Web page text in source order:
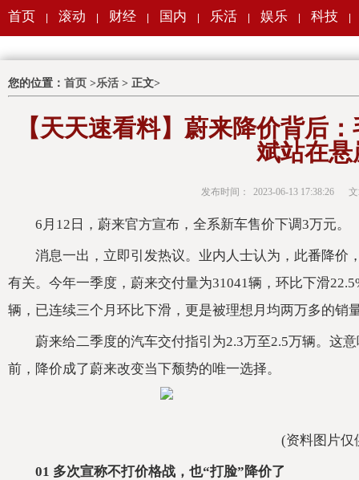
首页 滚动 财经 国内 乐活 娱乐 科技
您的位置： 首页 >乐活 > 正文>
【天天速看料】蔚来降价背后
斌站在悬
发布时间： 2023-06-13 17:38:26
6月12日，蔚来官方宣布，全系新车售价下调3万元。
消息一出，立即引发热议。业内人士认为，此番降价
有关。今年一季度，蔚来交付量为31041辆，环比下滑
辆，已连续三个月环比下滑，更是被理想月均两万多的销
蔚来给二季度的汽车交付指引为2.3万至2.5万辆。这
前，降价成了蔚来改变当下颓势的唯一选择。
(资料图片仅
01 多次宣称不打价格战，也“打脸”降价了